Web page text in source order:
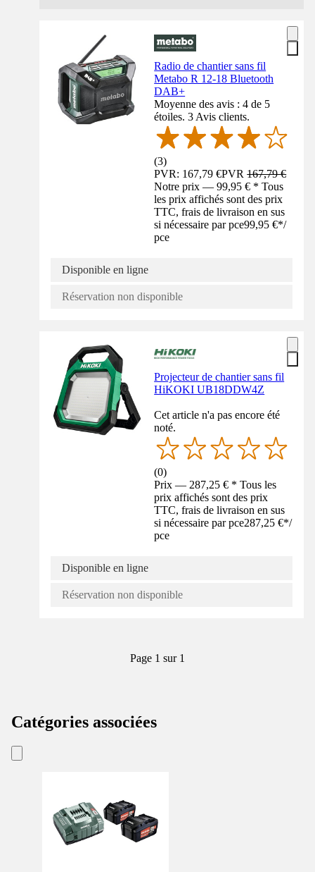
Radio de chantier sans fil
Metabo R 12-18 Bluetooth
DAB+
Moyenne des avis : 4 de 5
étoiles. 3 Avis clients.
(3)
PVR: 167,79 €PVR167,79 €
Notre prix — 99,95 € * Tous
les prix affichés sont des prix
TTC, frais de livraison en sus
si nécessaire par pce99,95 €*/
pce
Disponible en ligne
Réservation non disponible
Projecteur de chantier sans fil
HiKOKI UB18DDW4Z
Cet article n'a pas encore été
noté.
(0)
Prix — 287,25 € * Tous les
prix affichés sont des prix
TTC, frais de livraison en sus
si nécessaire par pce287,25 €*/
pce
Disponible en ligne
Réservation non disponible
Page 1 sur 1
Catégories associées